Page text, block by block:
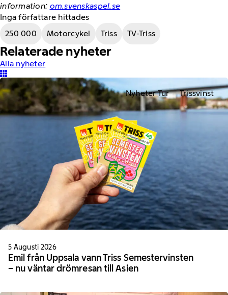
information: om.svenskaspel.se
Inga författare hittades
250 000
Motorcykel Triss TV-Triss
Relaterade nyheter
Alla nyheter
Nyheter Tur Trissvinst
5 Augusti 2026
Emil från Uppsala vann Triss Semestervinsten
– nu väntar drömresan till Asien